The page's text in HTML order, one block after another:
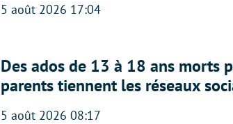
5 août 2026 17:04
Des ados de 13 à 18 ans morts
parents tiennent les réseaux
5 août 2026 08:17